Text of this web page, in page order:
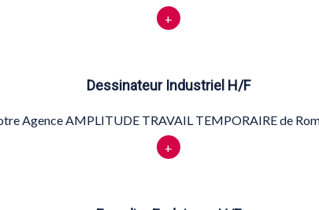
+
Dessinateur Industriel H/F
Agence AMPLITUDE TRAVAIL TEMPORAIRE de
+